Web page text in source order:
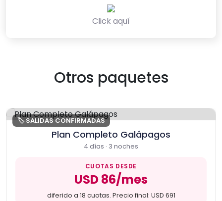
Click aquí
Otros paquetes
🏷️ SALIDAS CONFIRMADAS
Plan Completo Galápagos
4 días · 3 noches
CUOTAS DESDE
USD 86/mes
diferido a 18 cuotas. Precio final: USD 691